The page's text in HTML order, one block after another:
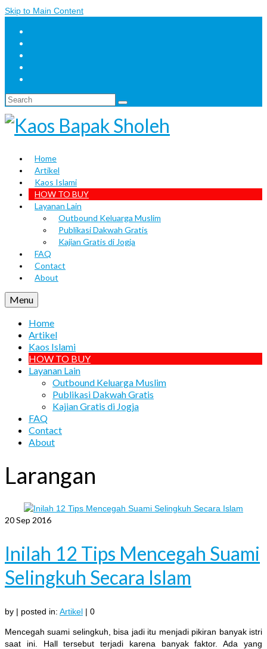
Skip to Main Content
Search
Home
Artikel
Kaos Islami
HOW TO BUY
Layanan Lain
Outbound Keluarga Muslim
Publikasi Dakwah Gratis
Kajian Gratis di Jogja
FAQ
Contact
About
Menu
Home
Artikel
Kaos Islami
HOW TO BUY
Layanan Lain
Outbound Keluarga Muslim
Publikasi Dakwah Gratis
Kajian Gratis di Jogja
FAQ
Contact
About
Larangan
20Sep 2016
Inilah 12 Tips Mencegah Suami
Selingkuh Secara Islam
by | posted in: Artikel | 0
Mencegah suami selingkuh, bisa jadi itu menjadi pikiran banyak istri
saat ini. Hall tersebut terjadi karena banyak faktor. Ada yang